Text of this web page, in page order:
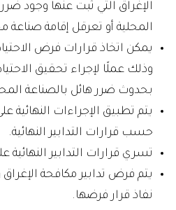
الإغراق التي ثبت عنها وجود
المحلية أو تعرقل إقامة صناعة
يمكن اتخاذ قرارات فرض
وذلك عملًا لإجراء تحقيق
بحدوث ضرر هائل بالصناعة
يتم تطبيق الإجراءات النهائية
حسب قرارات التدابير النهائية.
تسري قرارات التدابير النهائية
يتم فرض تدابير مكافحة
نفاذ قرار فرضها.